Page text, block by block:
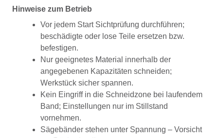
Hinweise zum Betrieb
Vor jedem Start Sichtprüfung durchführen;
beschädigte oder lose Teile ersetzen bzw.
befestigen.
Nur geeignetes Material innerhalb der
angegebenen Kapazitäten schneiden;
Werkstück sicher spannen.
Kein Eingriff in die Schneidzone bei laufendem
Band; Einstellungen nur im Stillstand
vornehmen.
Sägebänder stehen unter Spannung – Vorsicht